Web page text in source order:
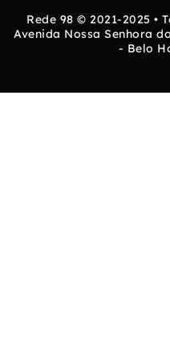
Rede 98 © 2021-2025 •
Avenida Nossa Senhora
- Belo